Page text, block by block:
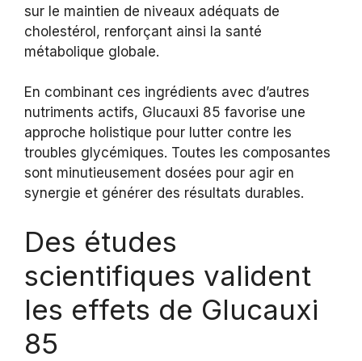
sur le maintien de niveaux adéquats de
cholestérol, renforçant ainsi la santé
métabolique globale.
En combinant ces ingrédients avec d’autres
nutriments actifs, Glucauxi 85 favorise une
approche holistique pour lutter contre les
troubles glycémiques. Toutes les composantes
sont minutieusement dosées pour agir en
synergie et générer des résultats durables.
Des études
scientifiques valident
les effets de Glucauxi
85